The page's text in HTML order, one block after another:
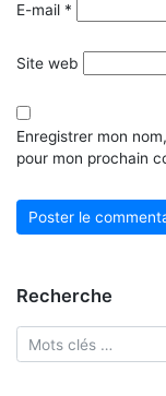
E-mail *
Site web
Enregistrer mon
pour mon prochain
Recherche